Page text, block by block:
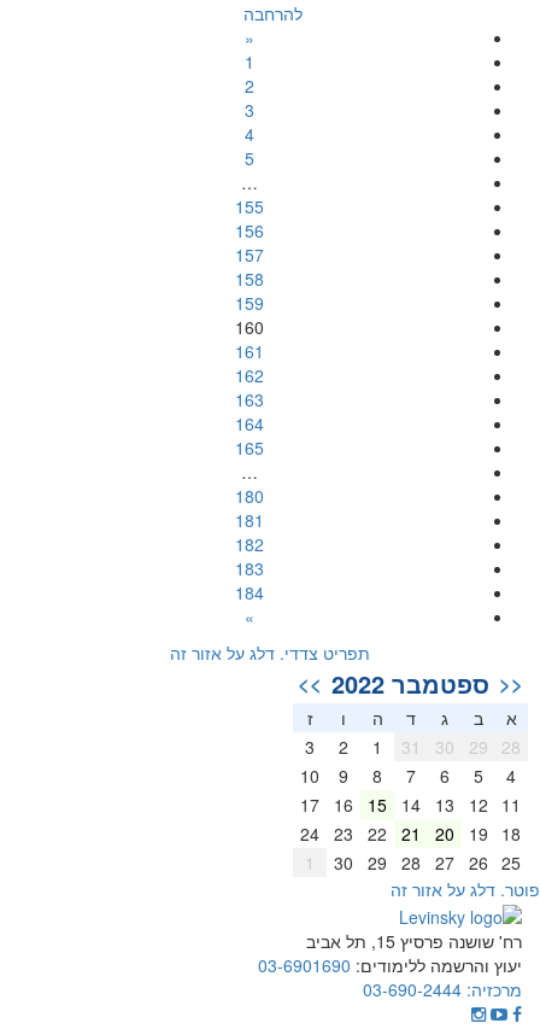
להרחבה
«
1
2
3
4
5
…
155
156
157
158
159
160
161
162
163
164
165
…
180
181
182
183
184
»
תפריט צדדי. דלג על אזור זה
<< ספטמבר 2022 >>
א ב ג ד ה
ז
28
29
30
31
2
3
4
5
6
7
8
9
10
11
12
13
14
15
16
17
18
19
20
21
22
23
24
25
26
27
28
29
30
דלג על אזור זה
רח' שושנה פרסיץ 15, תל אביב
יעוץ והרשמה ללימודים: 03-6901690
מרכזיה: 03-690-2444